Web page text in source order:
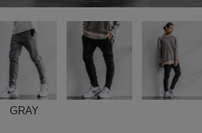
GRAY